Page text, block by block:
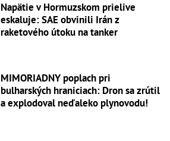
Napätie v Hormuzskom prielive
eskaluje: SAE obvinili Irán z
raketového útoku na tanker
MIMORIADNY poplach pri
bulharských hraniciach: Dron sa zrútil
a explodoval neďaleko plynovodu!